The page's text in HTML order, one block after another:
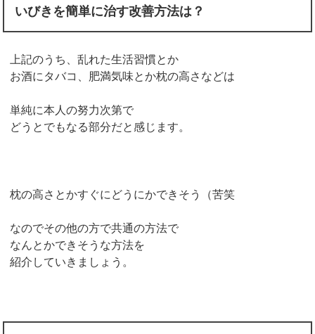
いびきを簡単に治す改善方法は？
上記のうち、乱れた生活習慣とか
お酒にタバコ、肥満気味とか枕の高さなどは
単純に本人の努力次第で
どうとでもなる部分だと感じます。
枕の高さとかすぐにどうにかできそう（苦笑
なのでその他の方で共通の方法で
なんとかできそうな方法を
紹介していきましょう。